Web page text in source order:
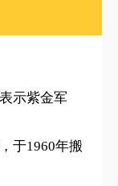
示紫金军
于1960年搬